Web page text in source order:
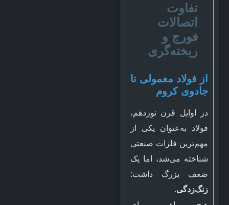
تفاوت
اتصالات
فورج و
ریخته‌گری
از فولاد معمولی تا
جادوی کروم
در اوایل قرن نوزدهم،
فولاد به‌عنوان یکی از
مهم‌ترین فلزات صنعتی
شناخته می‌شد، اما یک
ضعف بزرگ داشت:
زنگ‌زدگی.